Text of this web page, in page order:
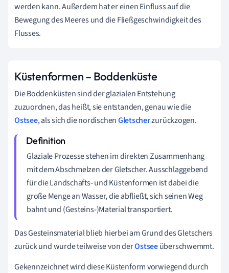
werden kann. Außerdem hat er einen Einfluss auf die
Bewegung des Meeres und die Fließgeschwindigkeit des
Flusses.
Küstenformen – Boddenküste
Die Boddenküsten sind der glazialen Entstehung
zuzuordnen, das heißt, sie entstanden, genau wie die
Ostsee, als sich die nordischenGletscherzurückzogen.
Glaziale Prozesse stehen im direkten Zusammenhang
mit dem Abschmelzen der Gletscher. Ausschlaggebend
für die Landschafts- und Küstenformen ist dabei die
große Menge an Wasser, die abfließt, sich seinen Weg
bahnt und (Gesteins-)Material transportiert.
Das Gesteinsmaterial blieb hierbei am Grund des Gletschers
zurück und wurde teilweise von derOstseeüberschwemmt.
Gekennzeichnet wird diese Küstenform vorwiegend durch